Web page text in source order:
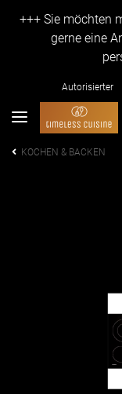
+++ Sie möchten
gerne eine
Autorisierter
KOCHEN & BACKEN